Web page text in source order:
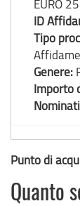
EURO
ID
Tipo
Genere:
Importo
Punto di
Quanto